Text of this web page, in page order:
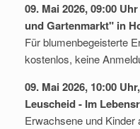
09. Mai 2026, 09:00
und Gartenmarkt" in
Für blumenbegeisterte
kostenlos, keine
09. Mai 2026, 10:00
Leuscheid - Im
Erwachsene und Kinder